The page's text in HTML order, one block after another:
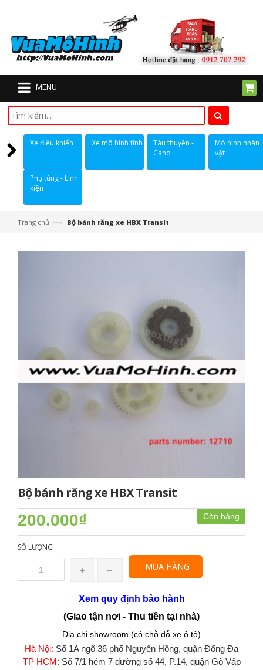
MENU
Xe điều khiển Xe mô hình tĩnh
Tàu thuyền -
Cano
Mô hình nhân
vật
Phụ tùng - Linh
kiện
Trang chủ —› Bộ bánh răng xe HBX Transit
Bộ bánh răng xe HBX Transit
Còn hàng
200.000₫
SỐ LƯỢNG
MUA HÀNG
Xem quy định bảo hành
(Giao tận nơi - Thu tiền tại nhà)
Địa chỉ showroom (có chỗ đỗ xe ô tô)
Hà Nội: Số 1A ngõ 36 phố Nguyên Hồng, quận Đống Đa
TP HCM : Số 7/1 hẻm 7 đường số 44, P.14, quận Gò Vấp